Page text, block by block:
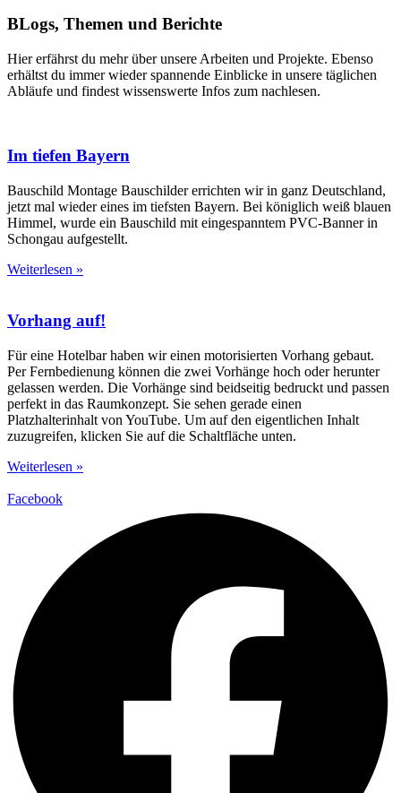
BLogs, Themen und Berichte
Hier erfährst du mehr über unsere Arbeiten und Projekte. Ebenso
erhältst du immer wieder spannende Einblicke in unsere täglichen
Abläufe und findest wissenswerte Infos zum nachlesen.
Im tiefen Bayern
Bauschild Montage Bauschilder errichten wir in ganz Deutschland,
jetzt mal wieder eines im tiefsten Bayern. Bei königlich weiß blauen
Himmel, wurde ein Bauschild mit eingespanntem PVC-Banner in
Schongau aufgestellt.
Weiterlesen »
Vorhang auf!
Für eine Hotelbar haben wir einen motorisierten Vorhang gebaut.
Per Fernbedienung können die zwei Vorhänge hoch oder herunter
gelassen werden. Die Vorhänge sind beidseitig bedruckt und passen
perfekt in das Raumkonzept. Sie sehen gerade einen
Platzhalterinhalt von YouTube. Um auf den eigentlichen Inhalt
zuzugreifen, klicken Sie auf die Schaltfläche unten.
Weiterlesen »
Facebook